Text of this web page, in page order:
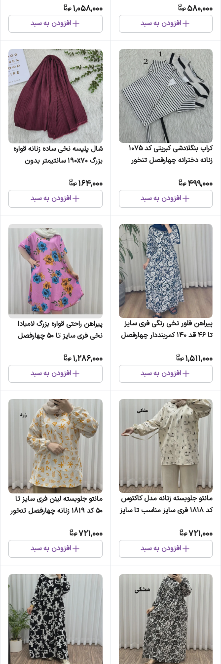
580,000
افزودن به سبد
1,058,000
افزودن به سبد
کراپ بنگلادشی کبریتی کد 1075
زنانه دخترانه چهارفصل تنخور
499,000
افزودن به سبد
شال پلیسه نخی ساده زنانه قواره
بزرگ 190x70 سانتیمتر بدون
164,000
افزودن به سبد
پیراهن فلور نخی رنگی فری سایز
تا 46 قد 140 کمربنددار چهارفصل
رفت
1,511,000
افزودن به سبد
پیراهن راحتی قواره بزرگ لامبادا
نخی فری سایز تا 50 چهارفصل
1,286,000
افزودن به سبد
مانتو جلوبسته زنانه مدل کاکتوس
کد 1818 فری سایز مناسب تا سایز
راحت بدون سایه اندازی
721,000
افزودن به سبد
مانتو جلوبسته لینن فری سایز تا
50 کد 1819 زنانه چهارفصل تنخور
721,000
افزودن به سبد